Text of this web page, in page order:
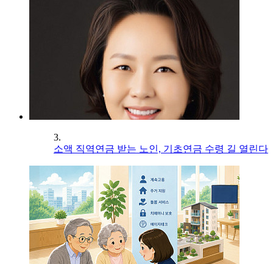
3.
소액 직역연금 받는 노인, 기초연금 수령 길 열린다